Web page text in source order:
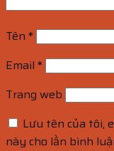
Tên *
Email *
Trang web
Lưu tên của tôi,
này cho lần bình